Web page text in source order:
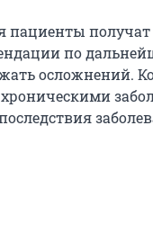
пациенты
по
осложнений.